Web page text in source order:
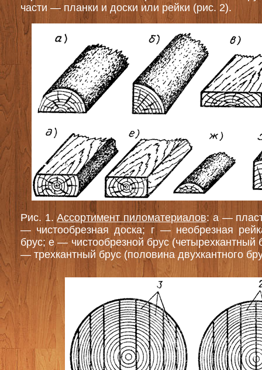
части — планки и доски или рейки (рис. 2).
Рис. 1.Ассортимент пиломатериалов: а —
— чистообрезная доска; г — необрезная
брус; е — чистообрезной брус
— трехкантный брус (половина двухкантного